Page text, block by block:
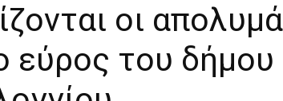
οι
εύρος του δήμου